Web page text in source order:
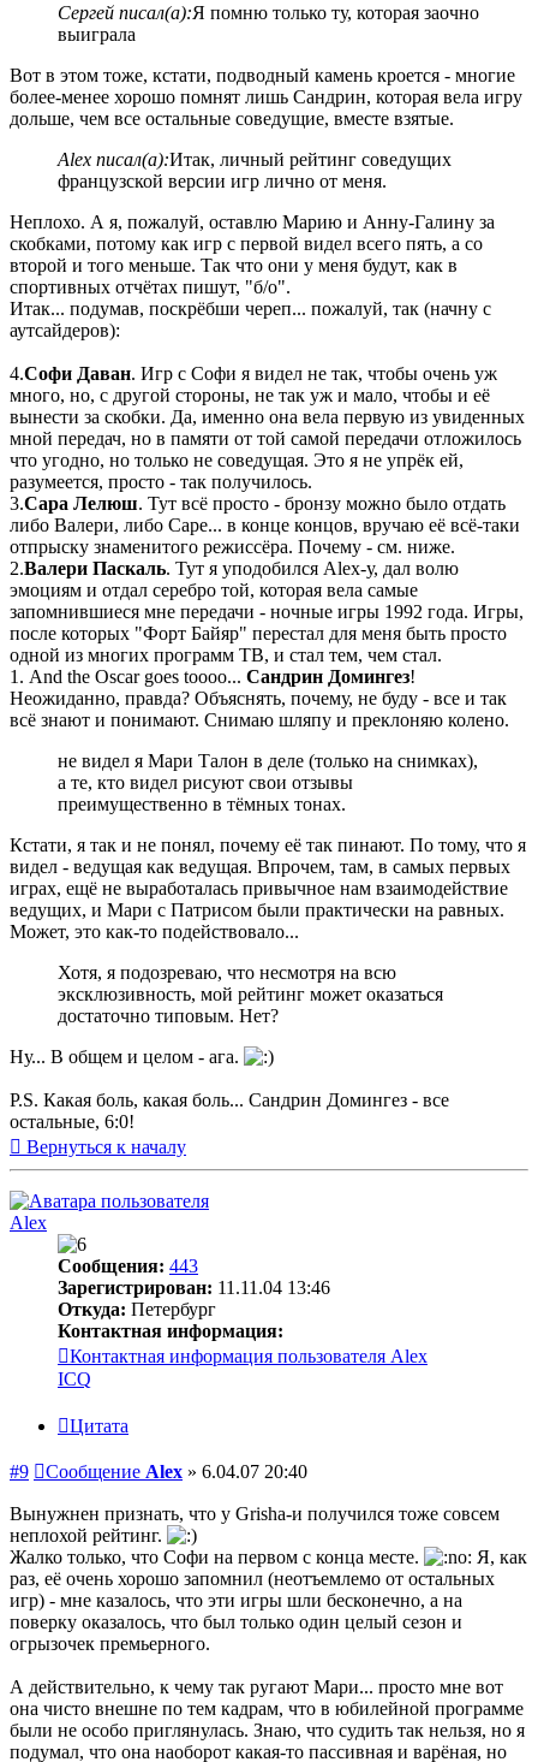
Сергей писал(а):Я помню только ту, которая заочно
выиграла
Вот в этом тоже, кстати, подводный камень кроется - многие
более-менее хорошо помнят лишь Сандрин, которая вела игру
дольше, чем все остальные соведущие, вместе взятые.
Alex писал(а):Итак, личный рейтинг соведущих
французской версии игр лично от меня.
Неплохо. А я, пожалуй, оставлю Марию и Анну-Галину за
скобками, потому как игр с первой видел всего пять, а со
второй и того меньше. Так что они у меня будут, как в
спортивных отчётах пишут, "б/о".
Итак... подумав, поскрёбши череп... пожалуй, так (начну с
аутсайдеров):
4.Софи Даван. Игр с Софи я видел не так, чтобы очень уж
много, но, с другой стороны, не так уж и мало, чтобы и её
вынести за скобки. Да, именно она вела первую из увиденных
мной передач, но в памяти от той самой передачи отложилось
что угодно, но только не соведущая. Это я не упрёк ей,
разумеется, просто - так получилось.
3.Сара Лелюш. Тут всё просто - бронзу можно было отдать
либо Валери, либо Саре... в конце концов, вручаю её всё-таки
отпрыску знаменитого режиссёра. Почему - см. ниже.
2.Валери Паскаль. Тут я уподобился Alex-у, дал волю
эмоциям и отдал серебро той, которая вела самые
запомнившиеся мне передачи - ночные игры 1992 года. Игры,
после которых "Форт Байяр" перестал для меня быть просто
одной из многих программ ТВ, и стал тем, чем стал.
1. And the Oscar goes toooo... Сандрин Домингез!
Неожиданно, правда? Объяснять, почему, не буду - все и так
всё знают и понимают. Снимаю шляпу и преклоняю колено.
не видел я Мари Талон в деле (только на снимках),
а те, кто видел рисуют свои отзывы
преимущественно в тёмных тонах.
Кстати, я так и не понял, почему её так пинают. По тому, что я
видел - ведущая как ведущая. Впрочем, там, в самых первых
играх, ещё не выработалась привычное нам взаимодействие
ведущих, и Мари с Патрисом были практически на равных.
Может, это как-то подействовало...
Хотя, я подозреваю, что несмотря на всю
эксклюзивность, мой рейтинг может оказаться
достаточно типовым. Нет?
Ну... В общем и целом - ага.
P.S. Какая боль, какая боль... Сандрин Домингез - все
остальные, 6:0!
Вернуться к началу
Alex
Сообщения: 443
Зарегистрирован: 11.11.04 13:46
Откуда: Петербург
Контактная информация:
Контактная информация пользователя Alex
ICQ
Цитата
#9 Сообщение Alex » 6.04.07 20:40
Вынужнен признать, что у Grisha-и получился тоже совсем
неплохой рейтинг.
Жалко только, что Софи на первом с конца месте.
Я, как
раз, её очень хорошо запомнил (неотъемлемо от остальных
игр) - мне казалось, что эти игры шли бесконечно, а на
поверку оказалось, что был только один целый сезон и
огрызочек премьерного.
А действительно, к чему так ругают Мари... просто мне вот
она чисто внешне по тем кадрам, что в юбилейной программе
были не особо приглянулась. Знаю, что судить так нельзя, но я
подумал, что она наоборот какая-то пассивная и варёная, но